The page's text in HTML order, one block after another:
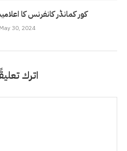
کور کمانڈر کانفرنس کا
May 30, 2024
اترك